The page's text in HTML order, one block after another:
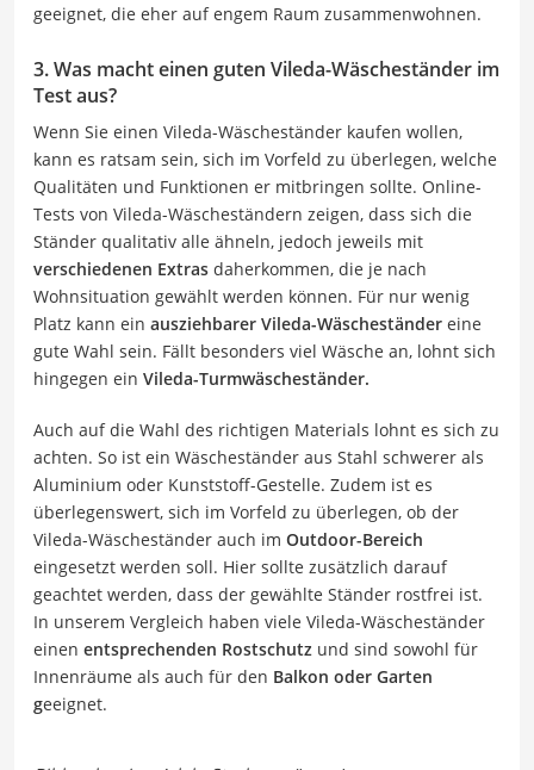
geeignet, die eher auf engem Raum zusammenwohnen.
3. Was macht einen guten Vileda-Wäscheständer im
Test aus?
Wenn Sie einen Vileda-Wäscheständer kaufen wollen,
kann es ratsam sein, sich im Vorfeld zu überlegen, welche
Qualitäten und Funktionen er mitbringen sollte. Online-
Tests von Vileda-Wäscheständern zeigen, dass sich die
Ständer qualitativ alle ähneln, jedoch jeweils mit
verschiedenen Extras daherkommen, die je nach
Wohnsituation gewählt werden können. Für nur wenig
Platz kann ein ausziehbarer Vileda-Wäscheständer eine
gute Wahl sein. Fällt besonders viel Wäsche an, lohnt sich
hingegen ein Vileda-Turmwäscheständer.
Auch auf die Wahl des richtigen Materials lohnt es sich zu
achten. So ist ein Wäscheständer aus Stahl schwerer als
Aluminium oder Kunststoff-Gestelle. Zudem ist es
überlegenswert, sich im Vorfeld zu überlegen, ob der
Vileda-Wäscheständer auch im Outdoor-Bereich
eingesetzt werden soll. Hier sollte zusätzlich darauf
geachtet werden, dass der gewählte Ständer rostfrei ist.
In unserem Vergleich haben viele Vileda-Wäscheständer
einen entsprechenden Rostschutz und sind sowohl für
Innenräume als auch für den Balkon oder Garten
geeignet.